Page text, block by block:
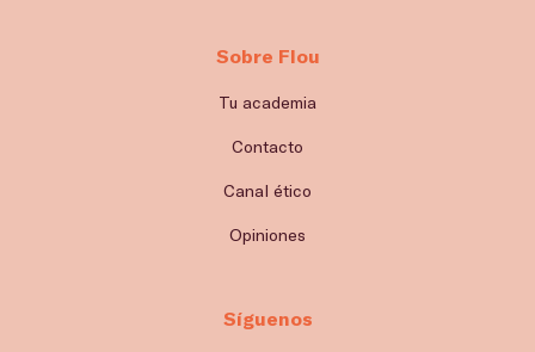
Sobre Flou
Tu academia
Contacto
Canal ético
Opiniones
Síguenos